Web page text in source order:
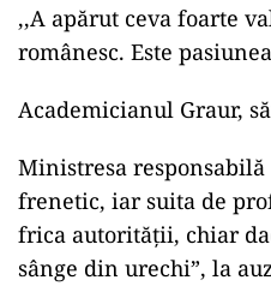
,,A apărut ceva foarte
românesc. Este
Academicianul Graur,
Ministresa
frenetic, iar suita de
frica autorității, chiar
sânge din urechi”, la